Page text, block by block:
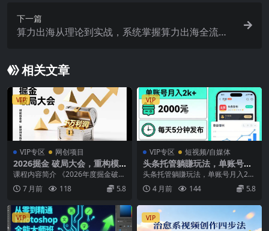
下一篇
算力出海从理论到实战，系统掌握算力出海全流
相关文章
VIP
VIP专区 网创项目
2026掘金 破局大会，重构模
式、引爆流量、落地执行，掌
握千万利润模型，单店年收破
千万！
课程内容简介 《2026年度掘金破局
大会》是一场为期两天一夜的线下
沉浸式实战培训...
7 月前 118 5.8
VIP
VIP专区 短视频/自媒体
头条托管躺賺玩法，单账号月
入2k+，每天5分钟发布即可，
零门槛被动收益项目【揭秘】
头条托管躺賺玩法，单账号月入2k
+，每天5分钟发布即可，零门槛被
动收益项目【揭秘...
4 月前 144 5.8
VIP VIP